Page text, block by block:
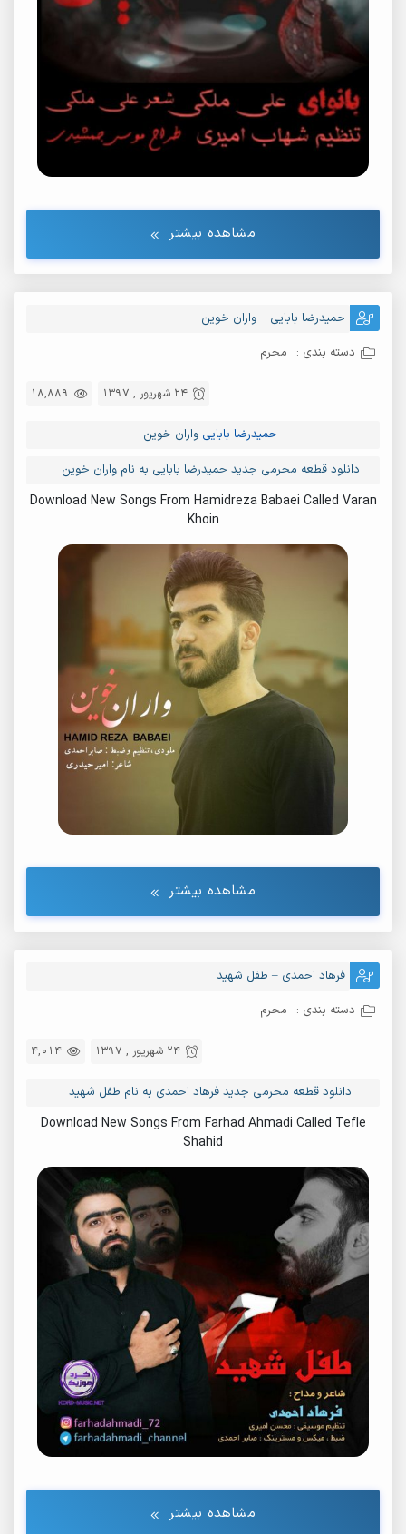
مشاهده بیشتر
حمیدرضا بابایی – واران خوین
دسته بندی : محرم
18,889 24 شهریور , 1397
حمیدرضا بابایی واران خوین
دانلود قطعه محرمی جدید حمیدرضا بابایی به نام واران خوین
Download New Songs From Hamidreza Babaei Called Varan
Khoin
مشاهده بیشتر
فرهاد احمدی – طفل شهید
دسته بندی : محرم
4,014 24 شهریور , 1397
دانلود قطعه محرمی جدید فرهاد احمدی به نام طفل شهید
Download New Songs From Farhad Ahmadi Called Tefle
Shahid
مشاهده بیشتر